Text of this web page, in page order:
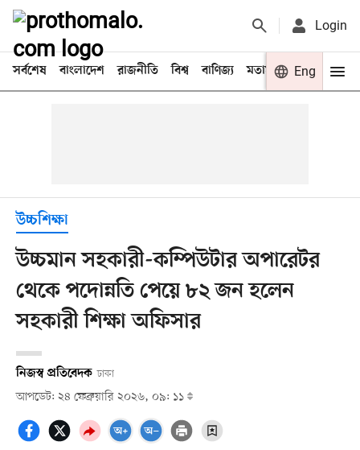
Login
সর্বশেষ বাংলাদেশ রাজনীতি বিশ্ব বাণিজ্য মতামত খেলা
Eng
উচ্চশিক্ষা
উচ্চমান সহকারী-কম্পিউটার অপারেটর
থেকে পদোন্নতি পেয়ে ৮২ জন হলেন
সহকারী শিক্ষা অফিসার
নিজস্ব প্রতিবেদক ঢাকা
আপডেট: ২৪ ফেব্রুয়ারি ২০২৬, ০৯: ১১